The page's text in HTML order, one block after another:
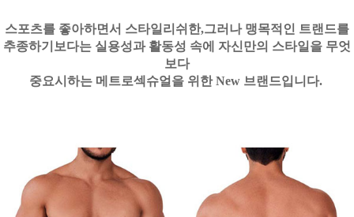
스포츠를 좋아하면서 스타일리쉬한,그러나 맹목적인 트랜드를
추종하기보다는 실용성과 활동성 속에 자신만의 스타일을 무엇
보다
중요시하는 메트로섹슈얼을 위한 New 브랜드입니다.